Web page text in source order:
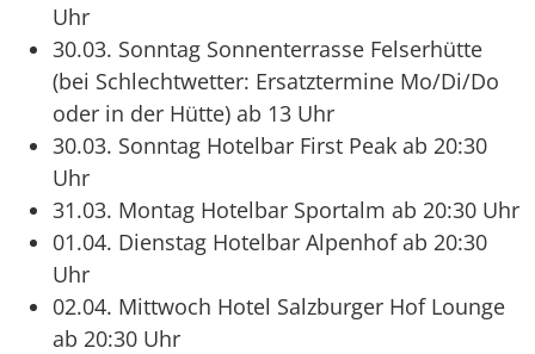
Uhr
30.03. Sonntag Sonnenterrasse Felserhütte
(bei Schlechtwetter: Ersatztermine Mo/Di/Do
oder in der Hütte) ab 13 Uhr
30.03. Sonntag Hotelbar First Peak ab 20:30
Uhr
31.03. Montag Hotelbar Sportalm ab 20:30 Uhr
01.04. Dienstag Hotelbar Alpenhof ab 20:30
Uhr
02.04. Mittwoch Hotel Salzburger Hof Lounge
ab 20:30 Uhr